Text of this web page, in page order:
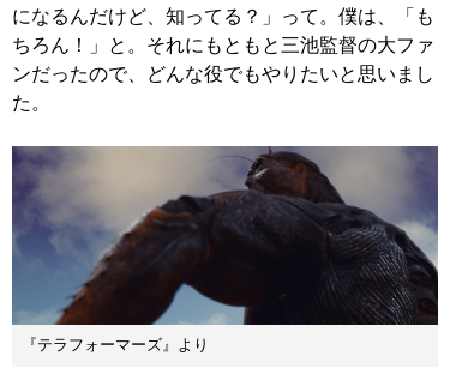
になるんだけど、知ってる？」って。僕は、「も
ちろん！」と。それにもともと三池監督の大ファ
ンだったので、どんな役でもやりたいと思いまし
た。
『テラフォーマーズ』より